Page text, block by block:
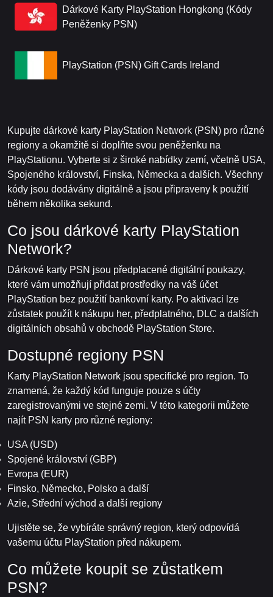
Dárkové Karty PlayStation Hongkong (Kódy
Peněženky PSN)
PlayStation (PSN) Gift Cards Ireland
Kupujte dárkové karty PlayStation Network (PSN) pro různé
regiony a okamžitě si doplňte svou peněženku na
PlayStationu. Vyberte si z široké nabídky zemí, včetně USA,
Spojeného království, Finska, Německa a dalších. Všechny
kódy jsou dodávány digitálně a jsou připraveny k použití
během několika sekund.
Co jsou dárkové karty PlayStation
Network?
Dárkové karty PSN jsou předplacené digitální poukazy,
které vám umožňují přidat prostředky na váš účet
PlayStation bez použití bankovní karty. Po aktivaci lze
zůstatek použít k nákupu her, předplatného, DLC a dalších
digitálních obsahů v obchodě PlayStation Store.
Dostupné regiony PSN
Karty PlayStation Network jsou specifické pro region. To
znamená, že každý kód funguje pouze s účty
zaregistrovanými ve stejné zemi. V této kategorii můžete
najít PSN karty pro různé regiony:
USA (USD)
Spojené království (GBP)
Evropa (EUR)
Finsko, Německo, Polsko a další
Azie, Střední východ a další regiony
Ujistěte se, že vybíráte správný region, který odpovídá
vašemu účtu PlayStation před nákupem.
Co můžete koupit se zůstatkem
PSN?